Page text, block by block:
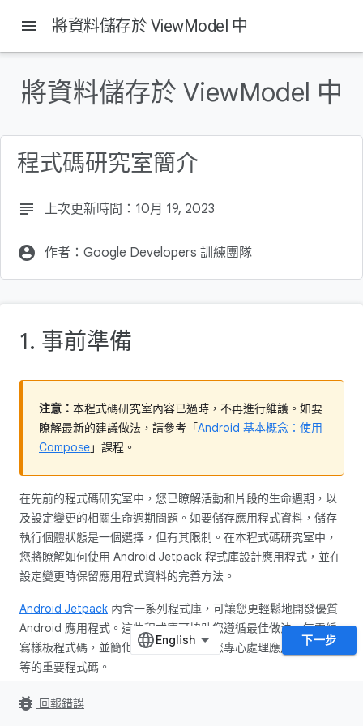
這個頁面中的內容
必要條件
課程內容
menu 將資料儲存於 ViewModel 中
將資料儲存於 ViewModel 中
程式碼研究室簡介
subject 上次更新時間：10月 19, 2023
account_circle 作者：Google Developers 訓練團隊
1. 事前準備
注意： 本程式碼研究室內容已過時，不再進行維護。如要
瞭解最新的建議做法，請參考「Android 基本概念：使用
Compose」課程。
在先前的程式碼研究室中，您已瞭解活動和片段的生命週期，以
及設定變更的相關生命週期問題。如要儲存應用程式資料，儲存
執行個體狀態是一個選擇，但有其限制。在本程式碼研究室中，
您將瞭解如何使用 Android Jetpack 程式庫設計應用程式，並在
設定變更時保留應用程式資料的完善方法。
Android Jetpack 內含一系列程式庫，可讓您更輕鬆地開發優質
Android 應用程式。這些程式庫可協助您遵循最佳做法、無需編
寫樣板程式碼，並簡化複雜的工作，讓您專心處理應用程式邏輯
等的重要程式碼。
Android 架構元件
下一步
bug_report 回報錯誤